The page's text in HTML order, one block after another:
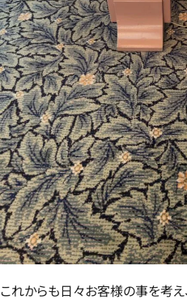
これからも日々お客様の事を考え